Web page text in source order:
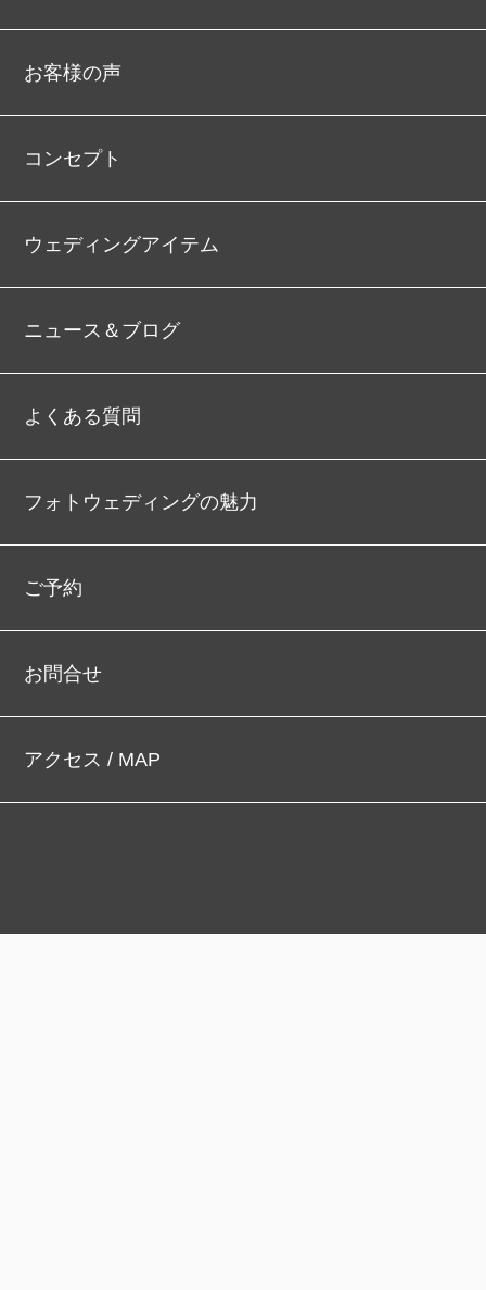
お客様の声
コンセプト
ウェディングアイテム
ニュース＆ブログ
よくある質問
フォトウェディングの魅力
ご予約
お問合せ
アクセス / MAP